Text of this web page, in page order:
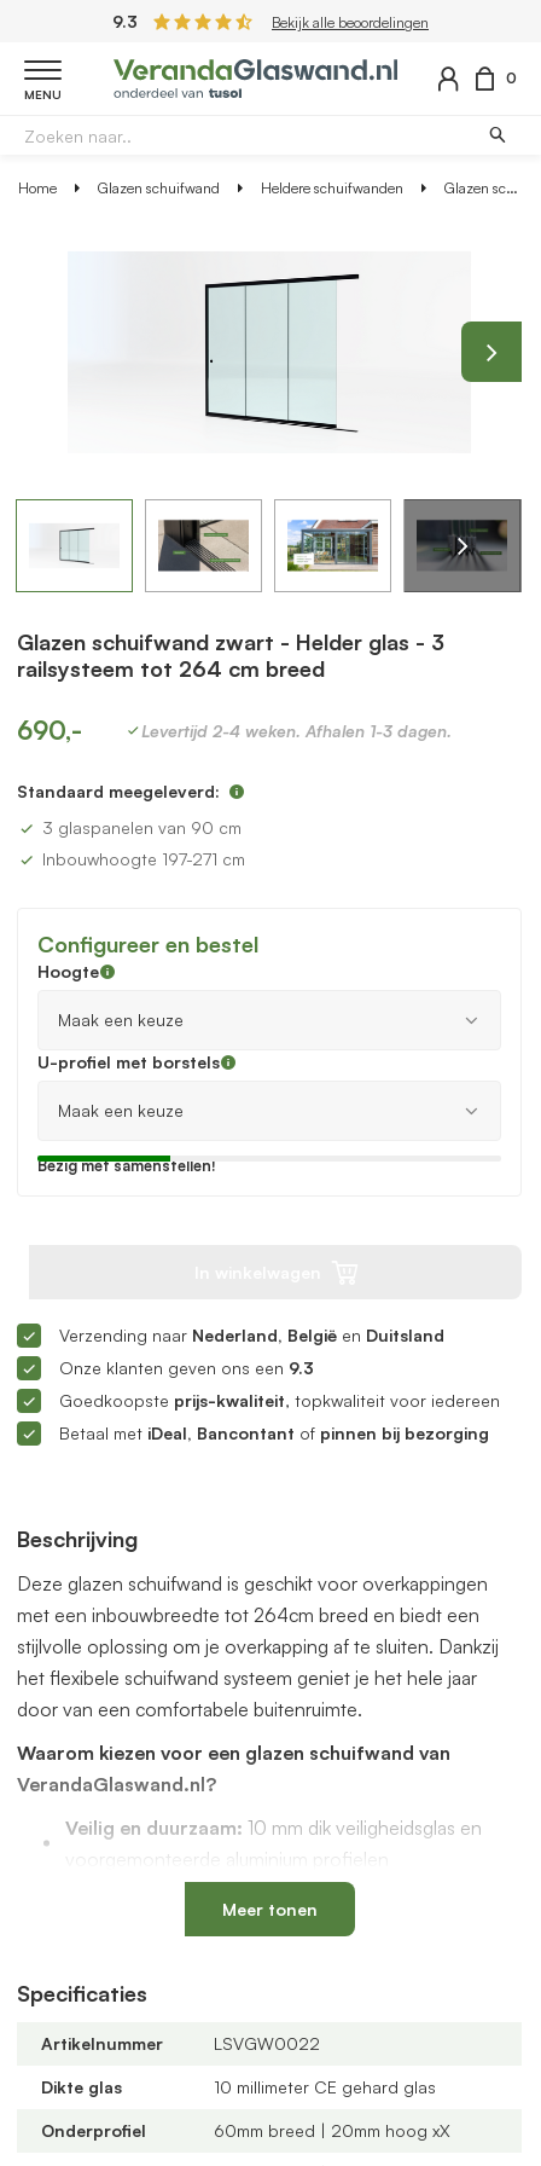
9.3 Bekijk alle beoordelingen
MENU
0
Home Glazen schuifwand Heldere schuifwanden Glazen schuifwand zwart - Helder glas - 3 railsysteem tot 264 cm breed
Beschrijving
Deze glazen schuifwand is geschikt voor overkappingen
met een inbouwbreedte tot 264cm breed en biedt een
stijlvolle oplossing om je overkapping af te sluiten. Dankzij
het flexibele schuifwand systeem geniet je het hele jaar
door van een comfortabele buitenruimte.
Waarom kiezen voor een glazen schuifwand van
VerandaGlaswand.nl?
Veilig en duurzaam: 10 mm dik veiligheidsglas en
voorgemonteerde aluminium profielen
met een vervangbaar loopspoor,
geïntegreerde waterafvoer en verkrijgbaar in antraciet
Verstelbare kunststof wielen
Altijd passend bij jouw veranda
verschillende maten, glastypes en steellook
U-profielen met tochtborstelsvoor een tochtvrije
Meer tonen
Specificaties
Artikelnummer LSVGW0022
Dikte glas 10 millimeter CE gehard glas
Onderprofiel 60mm breed | 20mm hoog xX
Glazen schuifwand zwart - Helder glas - 3
railsysteem tot 264 cm breed
690,- Levertijd 2-4 weken. Afhalen 1-3 dagen.
Standaard meegeleverd:
3 glaspanelen van 90 cm
Inbouwhoogte 197-271 cm
Configureer en bestel
Hoogte
U-profiel met borstels
Bezig met samenstellen!
Verzending naar Nederland, België en Duitsland
Onze klanten geven ons een 9.3
Goedkoopste prijs-kwaliteit, topkwaliteit voor iedereen
Betaal met iDeal, Bancontant of pinnen bij bezorging